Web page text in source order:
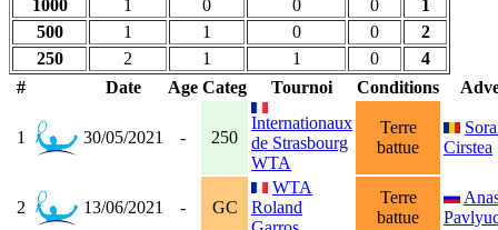
1000
1 0 0 0
1
500
1 1 0 0
2
250
2 1 1 0
4
#
Date Age Categ Tournoi Conditions
1 30/05/2021 - 250
Internationaux
de Strasbourg
WTA
Terre
battue
Cirstea
2 13/06/2021 - GC
WTA
Roland
Terre
battue